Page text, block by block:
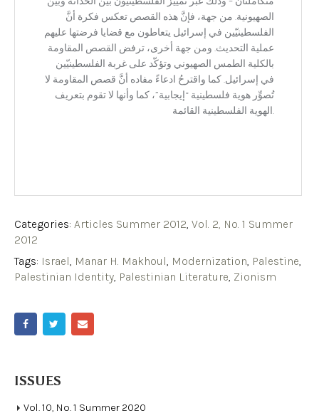
الصهيونية. من جهة، فإنَّ هذه القصص تعكس فكرة أنَّ
الفلسطينيّين في إسرائيل يتعاطون مع قضايا فرضتها عليهم
عملية التحديث. ومن جهة أخرى، ترفض القصص المقاومة
بالكلية الطمس الصهيوني وتؤكّد على غربة الفلسطينيّين
في إسرائيل. كما واقترحُ ادعاءً مفاده أنَّ قصص المقاومة لا
تُصوِّر هوية فلسطينية “إيجابية”، كما وأنها لا تقوم بتعريف
الهوية الفلسطينية القائمة.
Categories: Articles Summer 2012 Vol. 2, No. 1 Summer
2012
Tags: Israel Manar H. Makhoul Modernization Palestine
Palestinian Identity Palestinian Literature Zionism
ISSUES
Vol. 10, No. 1 Summer 2020